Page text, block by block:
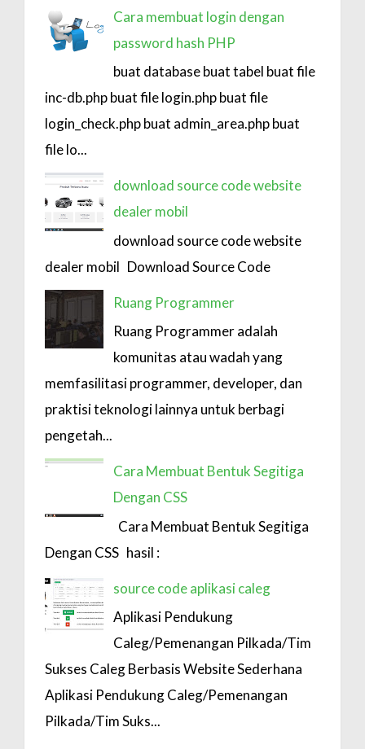
Cara membuat login dengan
password hash PHP
buat database buat tabel buat file
inc-db.php buat file login.php buat file
login_check.php buat admin_area.php buat
file lo...
download source code website
dealer mobil
download source code website
dealer mobil Download Source Code
Ruang Programmer
Ruang Programmer adalah
komunitas atau wadah yang
memfasilitasi programmer, developer, dan
praktisi teknologi lainnya untuk berbagi
pengetah...
Cara Membuat Bentuk Segitiga
Dengan CSS
Cara Membuat Bentuk Segitiga
Dengan CSS hasil :
source code aplikasi caleg
Aplikasi Pendukung
Caleg/Pemenangan Pilkada/Tim
Sukses Caleg Berbasis Website Sederhana
Aplikasi Pendukung Caleg/Pemenangan
Pilkada/Tim Suks...